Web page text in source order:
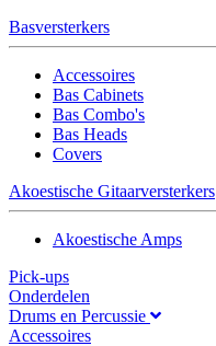
Basversterkers
Accessoires
Bas Cabinets
Bas Combo's
Bas Heads
Covers
Akoestische Gitaarversterkers
Akoestische Amps
Pick-ups
Onderdelen
Drums en Percussie
Accessoires